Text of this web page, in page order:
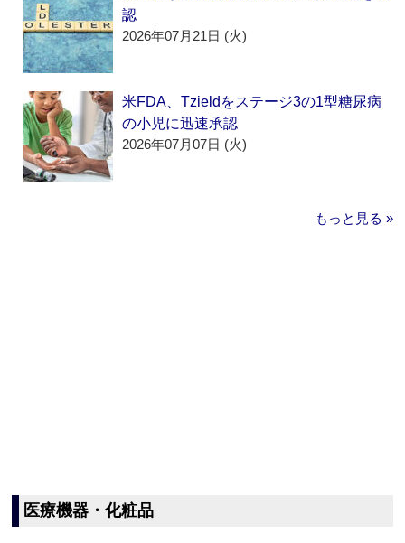
認
2026年07月21日 (火)
米FDA、Tzieldをステージ3の1型糖尿病
の小児に迅速承認
2026年07月07日 (火)
もっと見る »
医療機器・化粧品